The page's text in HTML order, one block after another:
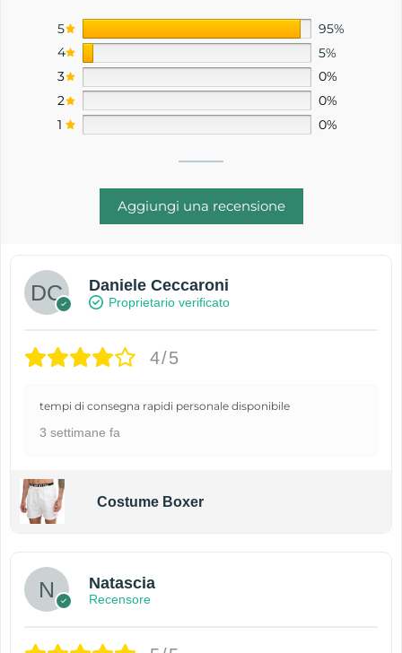
5
95%
4
5%
3
0%
2
0%
1
0%
Aggiungi una recensione
Daniele Ceccaroni
Proprietario verificato
4/5
tempi di consegna rapidi personale disponibile
3 settimane fa
Costume Boxer
Natascia
Recensore